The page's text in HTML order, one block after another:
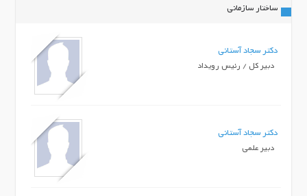
ساختار سازمانی
دکتر سجاد آستانی
دبیر کل / رئیس رویداد
دکتر سجاد آستانی
دبیر علمی